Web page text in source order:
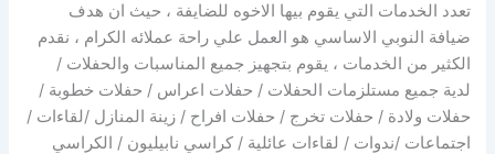
تعدد الخدمات التي يقوم بيها الاخوه للضايفة ، حيث ان هدف
ضيافة النوبي الاساسي هو العمل علي راحة عملائه الكرام ، نقدم
الكثير من الخدمات ، يقوم بتجهيز جميع المناسبات والحفلات /
لدية جميع مستلزمات الحفلات / حفلات اعراس / حفلات خطوبة /
حفلات ولادة / حفلات تخرج / حفلات افراح / زينة المنازل /لقاءات /
اجتماعات /ندوات / لقاءات عائلية / كراسي نابيليون / الكراسي